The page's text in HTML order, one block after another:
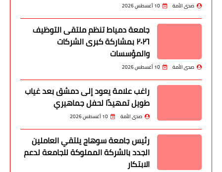
صدى الأمة 10 أغسطس 2026
جامعة دمياط تنظم ملتقى التوظيف
٢٠٢٦ بمشاركة كبرى الشركات
والمؤسسات
صدى الأمة 10 أغسطس 2026
راغب علامة يعود إلى دمشق بعد غياب
طويل تمهيدًا لحفل جماهيري
صدى الأمة 10 أغسطس 2026
رئيس جامعة سوهاج يلتقي العاملين
الجدد بالشركة المملوكة للجامعة لدعم
الابتكار